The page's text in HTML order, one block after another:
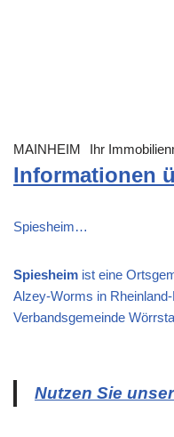
MAINHEIM Ihr
Informationen
Spiesheim…
Spiesheim ist eine
Alzey-Worms in
Verbandsgemeinde
Nutzen Sie